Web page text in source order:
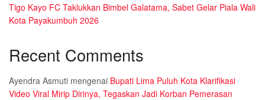
Tigo Kayo FC Taklukkan Bimbel Galatama, Sabet Gelar Piala Wali
Kota Payakumbuh 2026
Recent Comments
Ayendra Asmuti mengenai Bupati Lima Puluh Kota Klarifikasi
Video Viral Mirip Dirinya, Tegaskan Jadi Korban Pemerasan